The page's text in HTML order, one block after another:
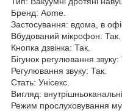
Бренд: Aome.
Застосування: вдома, в
Вбудований мікрофон: Так.
Кнопка дзвінка: Так.
Бігунок регулювання звуку:
Регулювання звуку: Так.
Стать: Унісекс.
Вигляд: внутрішньоканальні.
Режим прослуховування